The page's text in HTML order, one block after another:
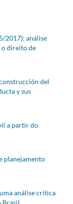
2017): análise
o direito de
del
y sus
a partir do
planejamento
análise crítica
Brasil